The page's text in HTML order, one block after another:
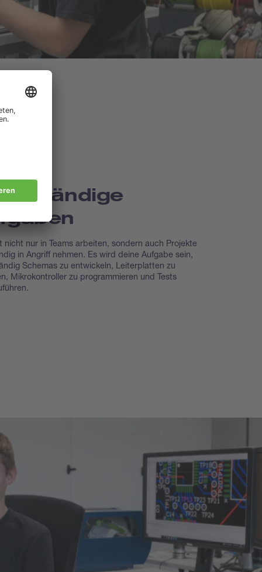
nicht nur in Teams arbeiten, sondern auch Projekte
in Angriff nehmen. Es wird deine Aufgabe sein,
Schemas zu entwickeln, Leiterplatten zu
Mikrokontroller zu programmieren und Tests